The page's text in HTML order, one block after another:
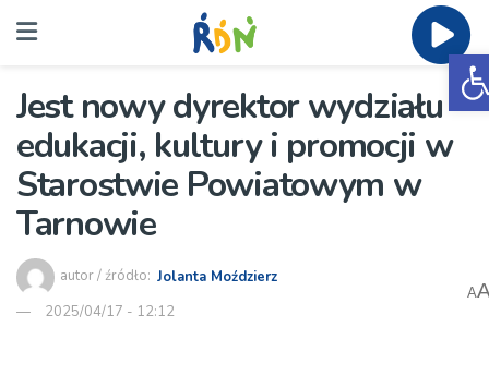
Jest nowy dyrektor wydziału
edukacji, kultury i promocji w
Starostwie Powiatowym w
Tarnowie
autor / źródło: Jolanta Moździerz
2025/04/17 - 12:12
A